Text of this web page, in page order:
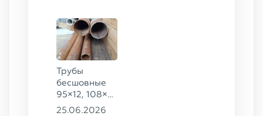
Трубы
бесшовные
95×12, 108×6,
159×32,
25.06.2026